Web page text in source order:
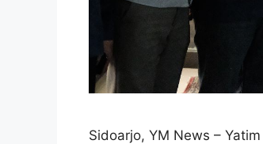
Sidoarjo, YM News –